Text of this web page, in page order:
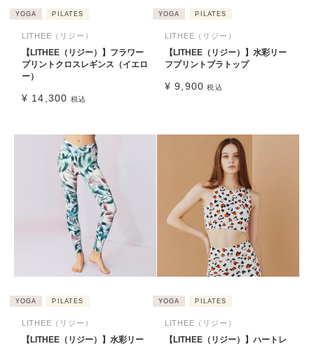
YOGA PILATES
LITHEE（リジー）
【LITHEE（リジー）】フラワー
プリントクロスレギンス（イエロ
ー）
¥ 14,300 税込
YOGA PILATES
LITHEE（リジー）
【LITHEE（リジー）】水彩リー
フプリントブラトップ
¥ 9,900 税込
YOGA PILATES
LITHEE（リジー）
【LITHEE（リジー）】水彩リー
YOGA PILATES
LITHEE（リジー）
【LITHEE（リジー）】ハートレ